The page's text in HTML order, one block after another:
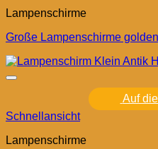
Lampenschirme
Große Lampenschirme
Auf
Schnellansicht
Lampenschirme